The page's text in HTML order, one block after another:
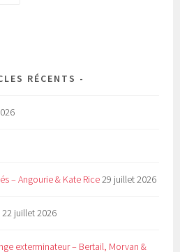
RÉCENTS
– Angourie & Kate Rice29 juillet 2026
22 juillet 2026
exterminateur – Bertail, Morvan &